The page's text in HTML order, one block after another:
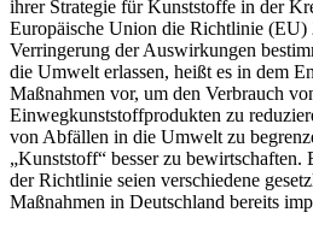
ihrer Strategie für Kunststoffe in der
Europäische Union die Richtlinie (EU)
Verringerung der Auswirkungen
die Umwelt erlassen, heißt es in dem
Maßnahmen vor, um den Verbrauch
Einwegkunststoffprodukten zu
von Abfällen in die Umwelt zu
„Kunststoff“ besser zu bewirtschaften.
der Richtlinie seien verschiedene
Maßnahmen in Deutschland bereits